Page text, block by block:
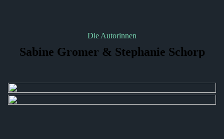
Die Autorinnen
Sabine Gromer & Stephanie Schorp